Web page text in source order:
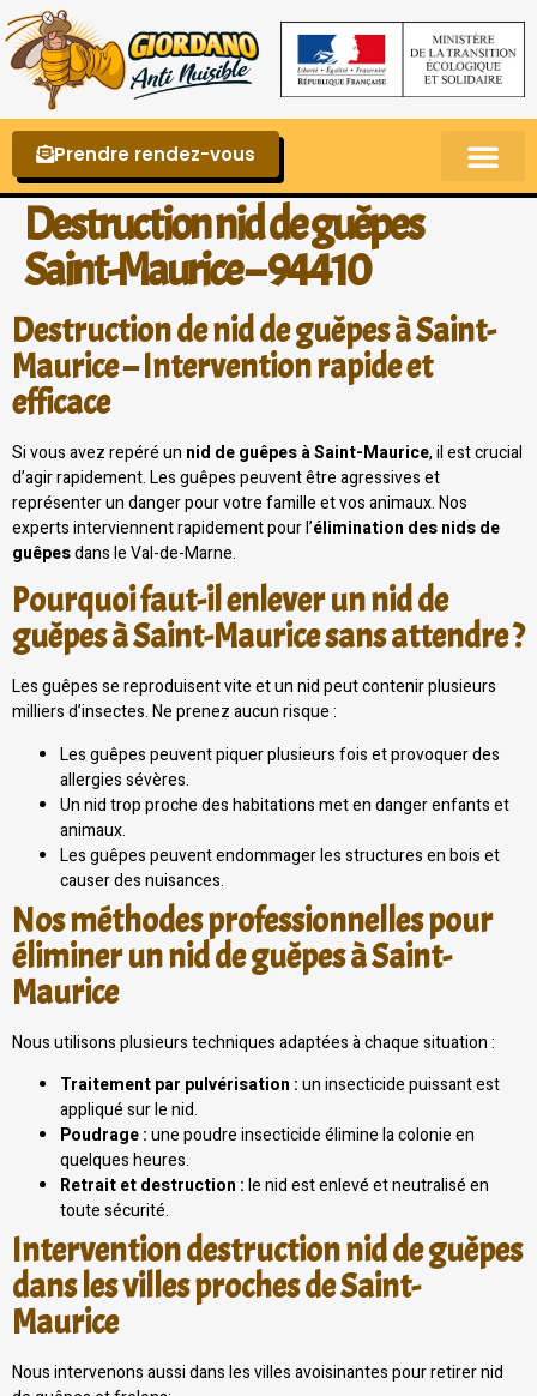
Prendre rendez-vous
Destruction nid de guêpes
Saint-Maurice – 94410
Destruction de nid de guêpes à Saint-
Maurice – Intervention rapide et
efficace
Si vous avez repéré un nid de guêpes à Saint-Maurice, il est crucial
d’agir rapidement. Les guêpes peuvent être agressives et
représenter un danger pour votre famille et vos animaux. Nos
experts interviennent rapidement pour l’élimination des nids de
guêpesdans le Val-de-Marne.
Pourquoi faut-il enlever un nid de
guêpes à Saint-Maurice sans attendre ?
Les guêpes se reproduisent vite et un nid peut contenir plusieurs
milliers d’insectes. Ne prenez aucun risque :
Les guêpes peuvent piquer plusieurs fois et provoquer des
allergies sévères.
Un nid trop proche des habitations met en danger enfants et
animaux.
Les guêpes peuvent endommager les structures en bois et
causer des nuisances.
Nos méthodes professionnelles pour
éliminer un nid de guêpes à Saint-
Maurice
Nous utilisons plusieurs techniques adaptées à chaque situation :
Traitement par pulvérisation :un insecticide puissant est
appliqué sur le nid.
Poudrage :une poudre insecticide élimine la colonie en
quelques heures.
Retrait et destruction :le nid est enlevé et neutralisé en
toute sécurité.
Intervention destruction nid de guêpes
dans les villes proches de Saint-
Maurice
Nous intervenons aussi dans les villes avoisinantes pour retirer nid